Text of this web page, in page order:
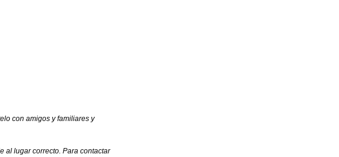
con amigos y familiares y
al lugar correcto. Para contactar